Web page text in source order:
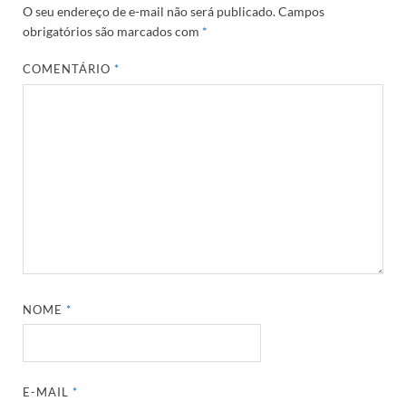
O seu endereço de e-mail não será publicado.Campos
obrigatórios são marcados com *
COMENTÁRIO*
NOME*
E-MAIL*